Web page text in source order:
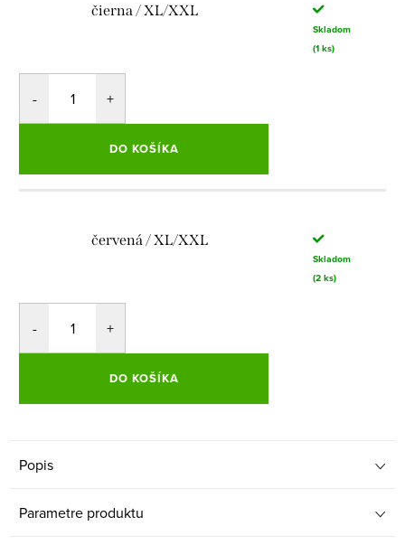
čierna / XL/XXL
Skladom
(1 ks)
DO KOŠÍKA
červená / XL/XXL
Skladom
(2 ks)
DO KOŠÍKA
Popis
Parametre produktu